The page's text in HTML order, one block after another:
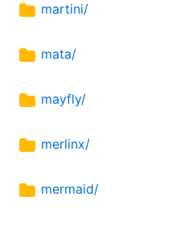
martini/
mata/
mayfly/
merlinx/
mermaid/